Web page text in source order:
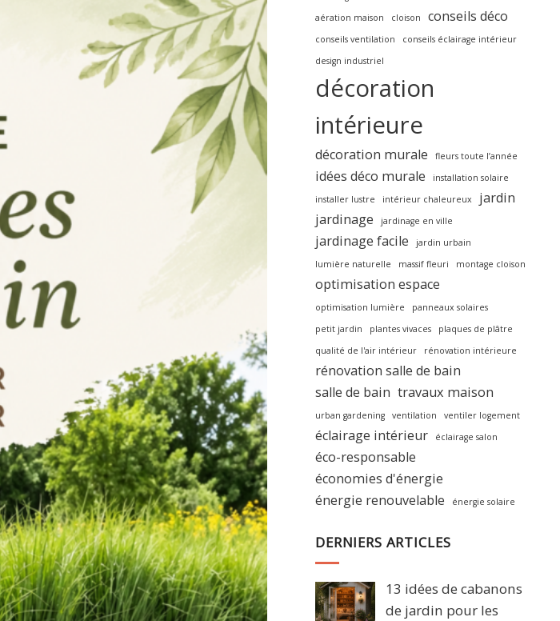
aération maison
cloison conseils déco
conseils ventilation
conseils éclairage intérieur
design industriel
décoration
intérieure
décoration murale fleurs toute l’année
idées déco murale
installation solaire
installer lustre
intérieur chaleureux
jardin
jardinage
jardinage en ville
jardinage facile
jardin urbain
lumière naturelle
massif fleuri montage cloison
optimisation espace
optimisation lumière
panneaux solaires
petit jardin
plantes vivaces
plaques de plâtre
qualité de l'air intérieur
rénovation intérieure
rénovation salle de bain
salle de bain travaux maison
urban gardening ventilation ventiler logement
éclairage intérieur éclairage salon
éco-responsable
économies d'énergie
énergie renouvelable
énergie solaire
DERNIERS ARTICLES
13 idées de cabanons
de jardin pour les